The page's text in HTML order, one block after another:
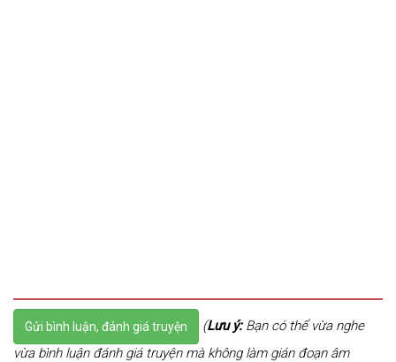
Gửi bình luận, đánh giá truyện (Lưu ý:Bạn có thể vừa nghe
vừa bình luận đánh giá truyện mà không làm gián đoạn âm